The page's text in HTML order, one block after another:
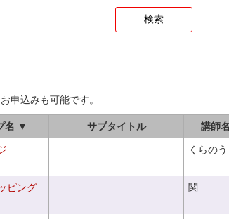
申込みも可能です。
名 ▼ サブタイトル 講師名
くらのう
ピング 関